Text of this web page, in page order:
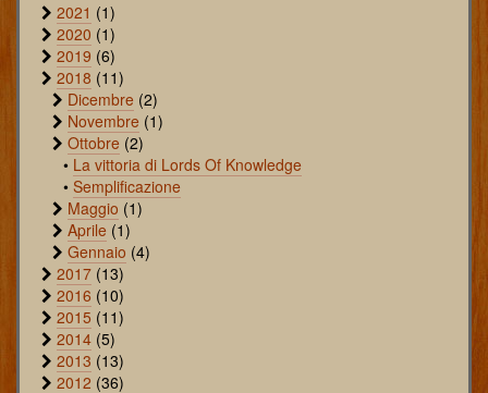
2021 (1)
2020 (1)
2019 (6)
2018 (11)
Dicembre (2)
Novembre (1)
Ottobre (2)
• La vittoria di Lords Of Knowledge
• Semplificazione
Maggio (1)
Aprile (1)
Gennaio (4)
2017 (13)
2016 (10)
2015 (11)
2014 (5)
2013 (13)
2012 (36)